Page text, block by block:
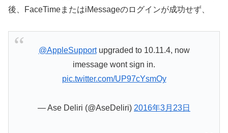
後、FaceTimeまたはiMessageのログインが成功せず、
@AppleSupportupgraded to 10.11.4, now
imessage wont sign in.
pic.twitter.com/UP97cYsmOy
— Ase Deliri (@AseDeliri) 2016年3月23日